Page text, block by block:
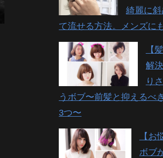
綺麗に
て流せる方法。メンズにも
【
解
り
うボブ〜前髪と抑えるべ
3つ〜
【お
ボブ